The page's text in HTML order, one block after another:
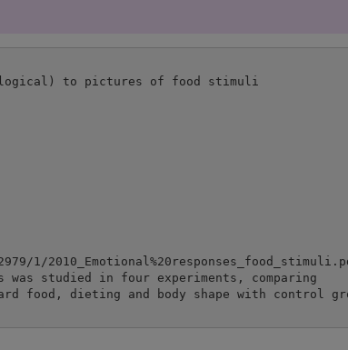
to pictures of food stimuli
studied in four experiments, comparing
food, dieting and body shape with control